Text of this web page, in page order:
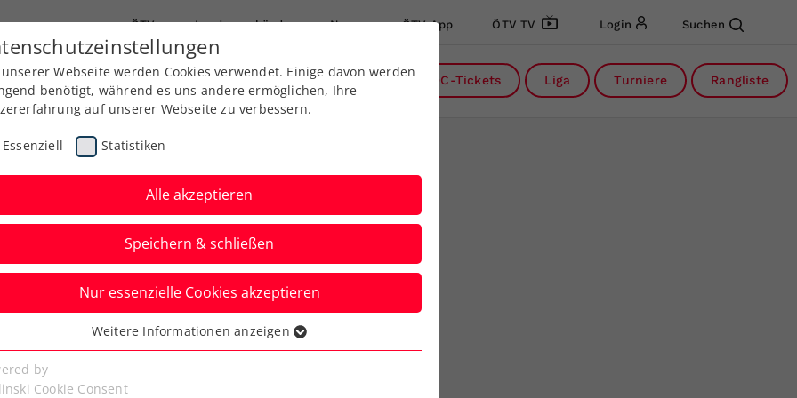
ÖTV Landesverbände News ÖTV App ÖTV TV Login Suchen
Ausbildung Services Über uns DC-Tickets Liga Turniere Rangliste
bei der BAD
Webseite werden Cookies verwendet. Einige davon werden
benötigt, während es uns andere ermöglichen, Ihre
auf unserer Webseite zu verbessern.
Essenziell Statistiken
Alle akzeptieren
Speichern & schließen
Nur essenzielle Cookies akzeptieren
Cookies werden für grundlegende Funktionen der
benötigt. Dadurch ist gewährleistet, dass die Webseite
Weitere Informationen anzeigen
by
Cookie Consent